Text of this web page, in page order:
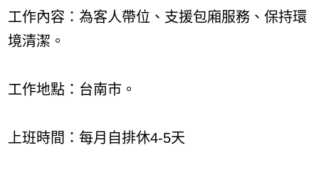
工作內容：為客人帶位、支援包廂服務、保持環
境清潔。
工作地點：台南市。
上班時間：每月自排休4-5天